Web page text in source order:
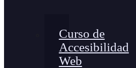
Curso de
Accesibilidad
Web